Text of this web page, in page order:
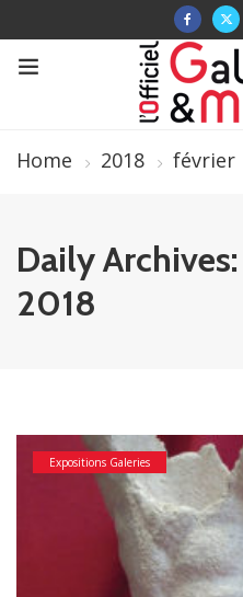
Home 2018 février
Daily
2018
Expositions Galeries